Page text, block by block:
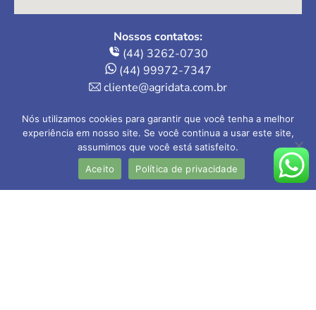
Nossos contatos:
(44) 3262-0730
(44) 99972-7347
cliente@agridata.com.br
Onde estamos:
Av. Herval, 235 – Loja 4
Maringá-PR | 87013-110
Nós utilizamos cookies para garantir que você tenha a melhor
experiência em nosso site. Se você continua a usar este site,
assumimos que você está satisfeito.
Aceito
Política de privacidade